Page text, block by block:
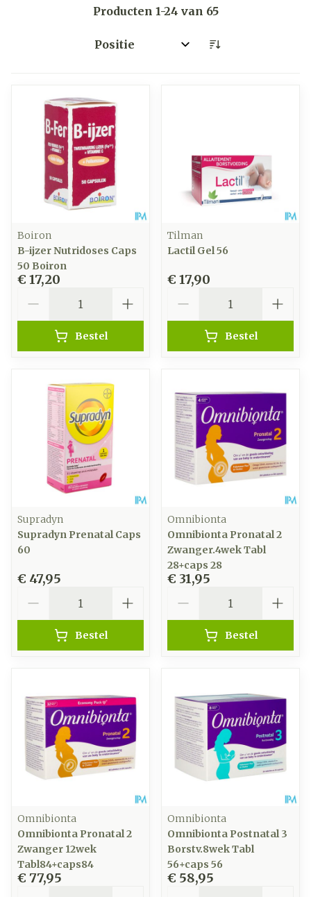
Producten 1-24 van 65
Sorteer op:
Boiron
B-ijzer Nutridoses Caps
50 Boiron
€ 17,20
Bestel
Tilman
Lactil Gel 56
€ 17,90
Bestel
Supradyn
Supradyn Prenatal Caps
60
€ 47,95
Bestel
Omnibionta
Omnibionta Pronatal 2
Zwanger.4wek Tabl
28+caps 28
€ 31,95
Bestel
Omnibionta
Omnibionta Pronatal 2
Zwanger 12wek
Tabl84+caps84
€ 77,95
Omnibionta
Omnibionta Postnatal 3
Borstv.8wek Tabl
56+caps 56
€ 58,95